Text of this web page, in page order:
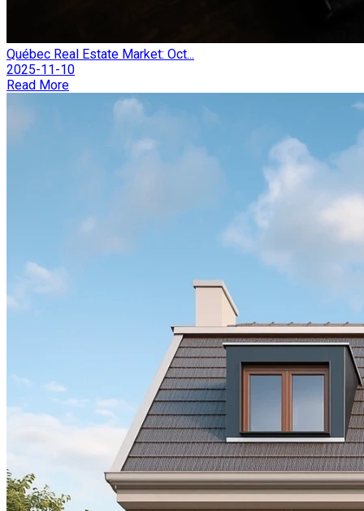
Québec Real Estate Market: Oct...
2025-11-10
Read More